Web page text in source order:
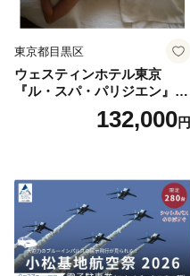
東京都目黒区
ウェスティンホテル東京
『ル・スパ・パリジエン』選
べるボディセラピー90分/1名
132,000円